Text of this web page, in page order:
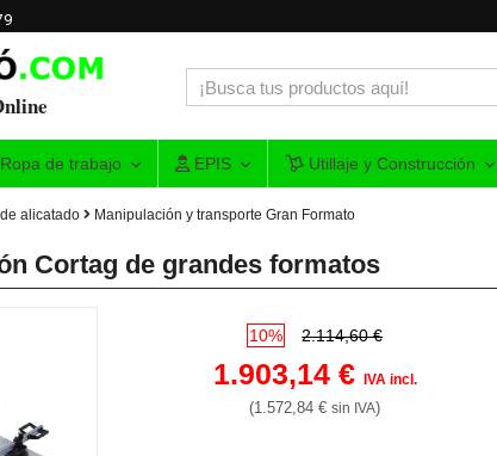
Ropa de trabajo EPIS Utillaje y Construcción
alicatado Manipulación y transporte Gran Formato
Cortag de grandes formatos
10% 2.114,60 €
1.903,14 € IVA incl.
(1.572,84 €sin IVA)